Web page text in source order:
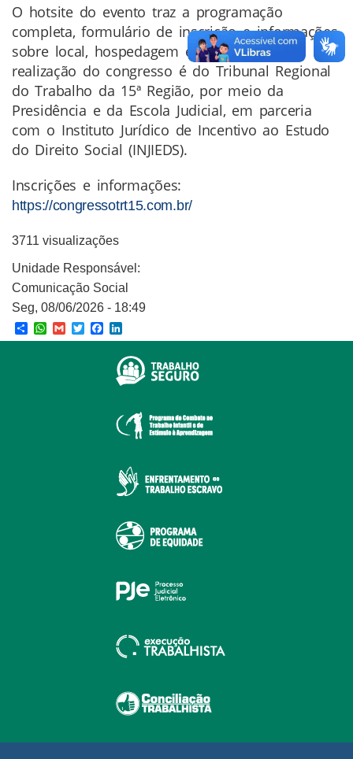
O hotsite do evento traz a programação
completa, formulário de inscrição e informações
sobre local, hospedagem e logística. A
realização do congresso é do Tribunal Regional
do Trabalho da 15ª Região, por meio da
Presidência e da Escola Judicial, em parceria
com o Instituto Jurídico de Incentivo ao Estudo
do Direito Social (INJIEDS).
Inscrições e informações:
https://congressotrt15.com.br/
3711 visualizações
Unidade Responsável:
Comunicação Social
Seg, 08/06/2026 - 18:49
ShareWhatsApp
GmailTwitterFacebook